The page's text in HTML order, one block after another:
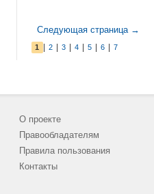
Следующая страница →
1 2 3 4 5 6 7
О проекте
Правообладателям
Правила пользования
Контакты